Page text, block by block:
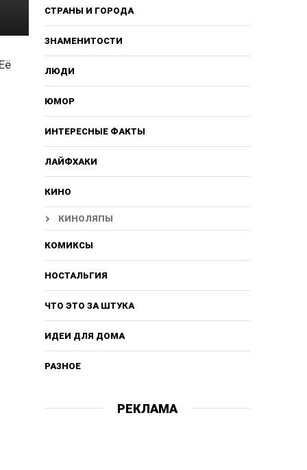
СТРАНЫ И ГОРОДА
ЗНАМЕНИТОСТИ
ЛЮДИ
ЮМОР
ИНТЕРЕСНЫЕ ФАКТЫ
ЛАЙФХАКИ
КИНО
КИНОЛЯПЫ
КОМИКСЫ
НОСТАЛЬГИЯ
ЧТО ЭТО ЗА ШТУКА
ИДЕИ ДЛЯ ДОМА
РАЗНОЕ
РЕКЛАМА